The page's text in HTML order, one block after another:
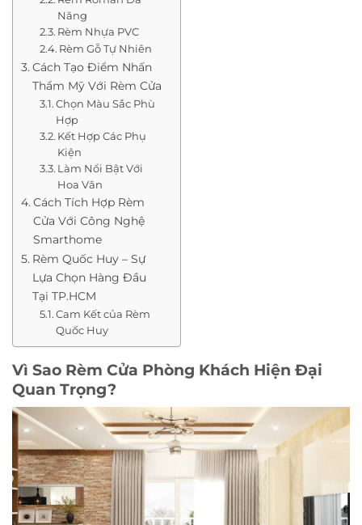
Năng
Rèm Nhựa PVC
Rèm Gỗ Tự Nhiên
Cách Tạo Điểm Nhấn
Thẩm Mỹ Với Rèm Cửa
Chọn Màu Sắc Phù
Hợp
Kết Hợp Các Phụ
Kiện
Làm Nổi Bật Với
Hoa Văn
Cách Tích Hợp Rèm
Cửa Với Công Nghệ
Smarthome
Rèm Quốc Huy – Sự
Lựa Chọn Hàng Đầu
Tại TP.HCM
Cam Kết của Rèm
Quốc Huy
Vì Sao Rèm Cửa Phòng Khách Hiện Đại
Quan Trọng?